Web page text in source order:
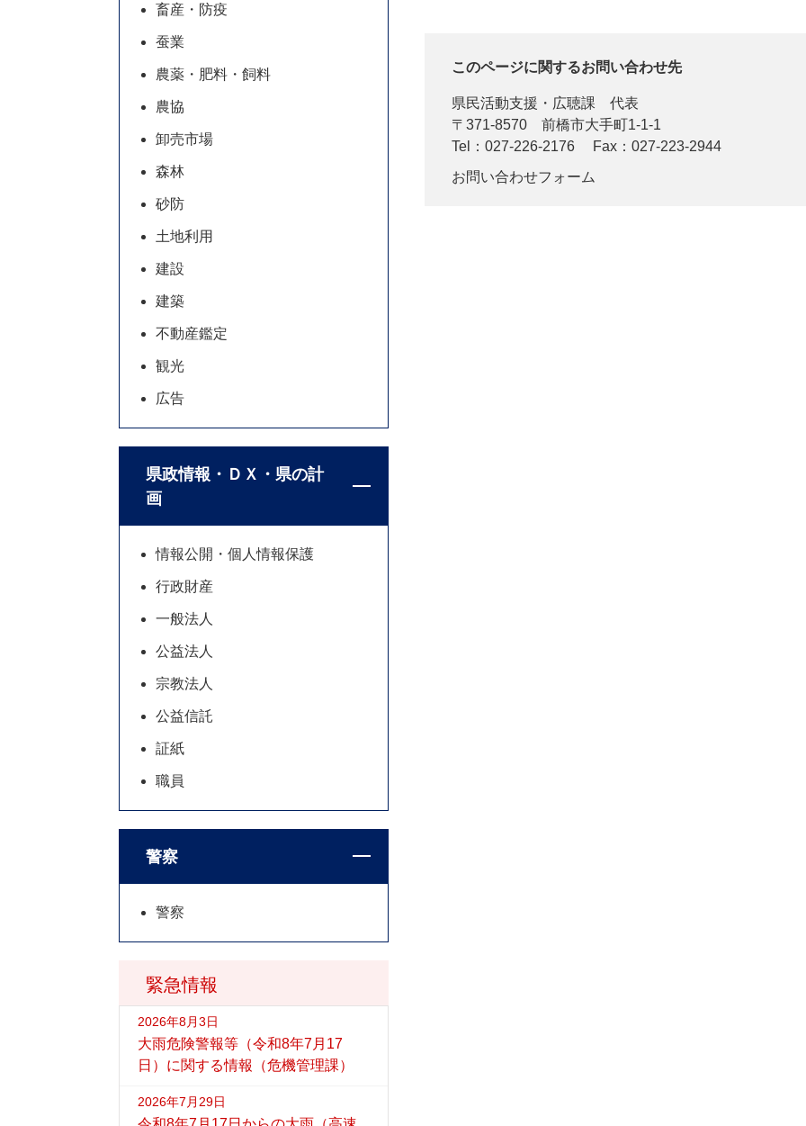
このページに関するお問い合わせ先
県民活動支援・広聴課
代表
〒371-8570
前橋市大手町1-1-1
Tel：027-226-2176
Fax：027-223-2944
お問い合わせフォーム
緊急情報
2026年8月3日
大雨危険警報等（令和8年7月17
日）に関する情報（危機管理課）
2026年7月29日
畜産・防疫
蚕業
農薬・肥料・飼料
農協
卸売市場
森林
砂防
土地利用
建設
建築
不動産鑑定
観光
広告
県政情報・ＤＸ・県の計
画
情報公開・個人情報保護
行政財産
一般法人
公益法人
宗教法人
公益信託
証紙
職員
警察
警察